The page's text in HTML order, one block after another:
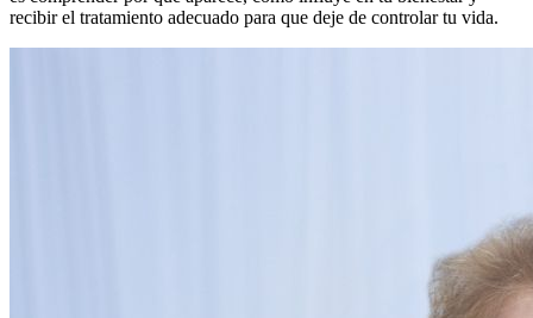
recibir el tratamiento adecuado para que deje de controlar tu vida.